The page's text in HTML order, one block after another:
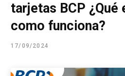
tarjetas BCP ¿Qué
como funciona?
17/09/2024